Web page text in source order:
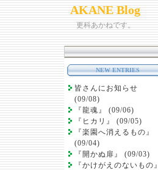
AKANE Blog
更科あかねです。
NEW ENTRIES
皆さんにお知らせ
(09/08)
『龍魂』 (09/06)
『ヒカリ』 (09/05)
『楽園へ消えるもの』
(09/04)
『開かぬ扉』 (09/03)
『かけがえのないもの』